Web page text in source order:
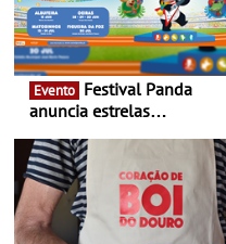
Evento
anuncia estrelas
- Entre Junho e Julho pelo
país